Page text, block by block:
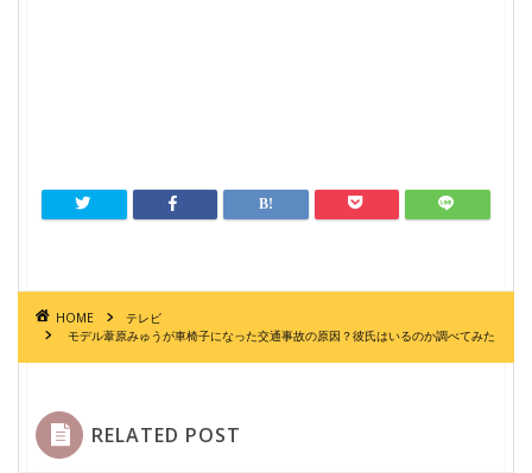
HOME
テレビ
モデル葦原みゅうが車椅子になった交通事故の原因？彼氏はいるのか調べてみた
RELATED POST